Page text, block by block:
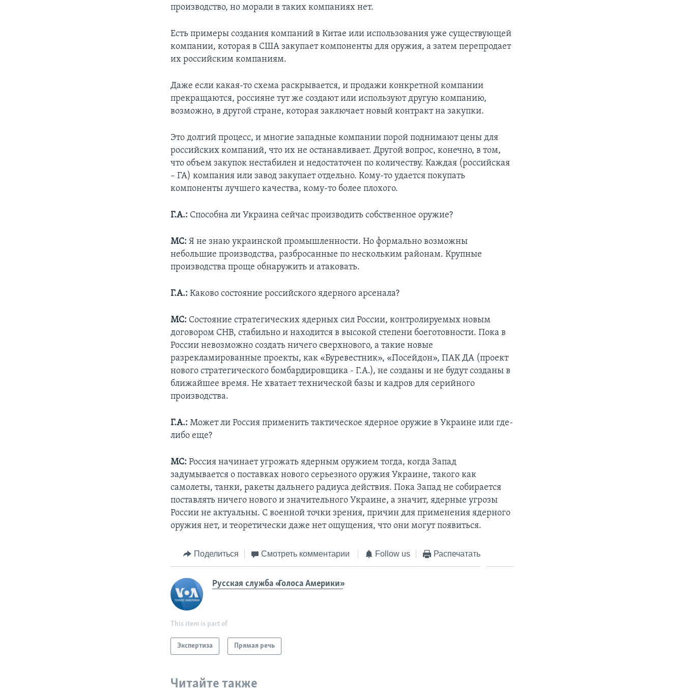
производство, но морали в таких компаниях нет.
Есть примеры создания компаний в Китае или использования уже существующей
компании, которая в США закупает компоненты для оружия, а затем перепродает
их российским компаниям.
Даже если какая-то схема раскрывается, и продажи конкретной компании
прекращаются, россияне тут же создают или используют другую компанию,
возможно, в другой стране, которая заключает новый контракт на закупки.
Это долгий процесс, и многие западные компании порой поднимают цены для
российских компаний, что их не останавливает. Другой вопрос, конечно, в том,
что объем закупок нестабилен и недостаточен по количеству. Каждая (российская
– ГА) компания или завод закупает отдельно. Кому-то удается покупать
компоненты лучшего качества, кому-то более плохого.
Г.А.: Способна ли Украина сейчас производить собственное оружие?
МС: Я не знаю украинской промышленности. Но формально возможны
небольшие производства, разбросанные по нескольким районам. Крупные
производства проще обнаружить и атаковать.
Г.А.: Каково состояние российского ядерного арсенала?
МС: Состояние стратегических ядерных сил России, контролируемых новым
договором СНВ, стабильно и находится в высокой степени боеготовности. Пока в
России невозможно создать ничего сверхнового, а такие новые
разрекламированные проекты, как «Буревестник», «Посейдон», ПАК ДА (проект
нового стратегического бомбардировщика - Г.А.), не созданы и не будут созданы в
ближайшее время. Не хватает технической базы и кадров для серийного
производства.
Г.А.: Может ли Россия применить тактическое ядерное оружие в Украине или где-
либо еще?
МС: Россия начинает угрожать ядерным оружием тогда, когда Запад
задумывается о поставках нового серьезного оружия Украине, такого как
самолеты, танки, ракеты дальнего радиуса действия. Пока Запад не собирается
поставлять ничего нового и значительного Украине, а значит, ядерные угрозы
России не актуальны. С военной точки зрения, причин для применения ядерного
оружия нет, и теоретически даже нет ощущения, что они могут появиться.
Поделиться Смотреть комментарии Follow us Распечатать
Русская служба «Голоса Америки»
This item is part of
Экспертиза Прямая речь
Читайте также